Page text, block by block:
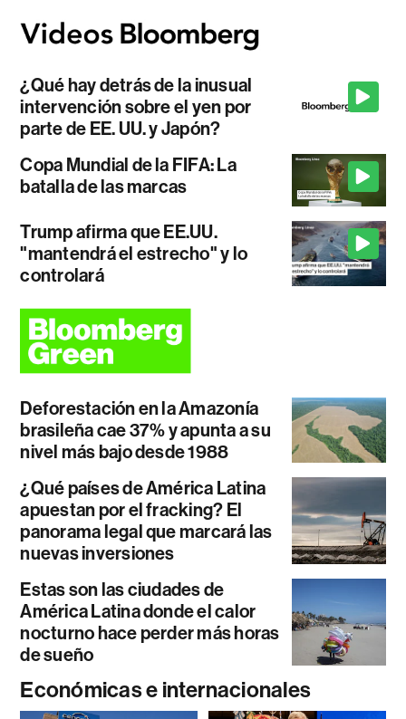
¿Qué hay detrás de la inusual
intervención sobre el yen por
parte de EE. UU. y Japón?
Copa Mundial de la FIFA: La
batalla de las marcas
Trump afirma que EE.UU.
"mantendrá el estrecho" y lo
controlará
Deforestación en la Amazonía
brasileña cae 37% y apunta a su
nivel más bajo desde 1988
¿Qué países de América Latina
apuestan por el fracking? El
panorama legal que marcará las
nuevas inversiones
Estas son las ciudades de
América Latina donde el calor
nocturno hace perder más horas
de sueño
Económicas e internacionales